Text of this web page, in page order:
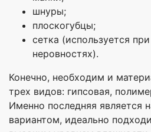
шнуры;
плоскогубцы;
сетка (используется
неровностях).
Конечно, необходим и
трех видов: гипсовая,
Именно последняя является
вариантом, идеально